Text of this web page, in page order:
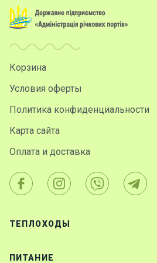
Корзина
Условия оферты
Политика конфиденциальности
Карта сайта
Оплата и доставка
ТЕПЛОХОДЫ
ПИТАНИЕ